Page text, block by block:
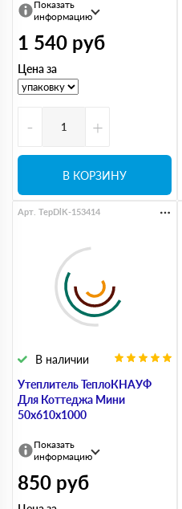
Показать
информацию
1 540 руб
Цена за
- +
В КОРЗИНУ
Утеплитель ТеплоКНАУФ
Для Коттеджа Мини
50х610х1000
В наличии
Арт. TepDlK-153414
Показать
информацию
850 руб